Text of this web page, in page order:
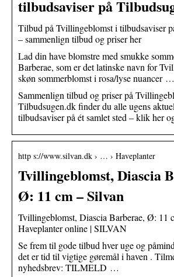
tilbudsaviser på
Tilbud på Tvillingeblomst i tilbudsaviser
– sammenlign tilbud og priser her
Lad din have blomstre med smukke
Barberae, som er det latinske navn for
skøn sommerblomst i rosa/lyse nuancer …
Sammenlign tilbud og priser på
Tilbudsugen.dk finder du alle ugens
tilbudsaviser på ét samlet sted – klik her
http s://www.silvan.dk › … › Haveplanter
Tvillingeblomst, Diascia
Ø: 11 cm – Silvan
Tvillingeblomst, Diascia Barberae, Ø: 11
Haveplanter online | SILVAN
Se frem til gode tilbud hver uge og
det er tid til vigtige gøremål i haven .
nyhedsbrev: TILMELD …